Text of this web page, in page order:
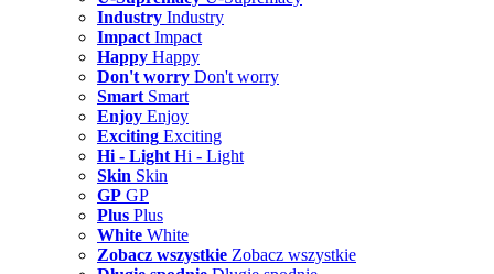
Industry Industry
Impact Impact
Happy Happy
Don't worry Don't worry
Smart Smart
Enjoy Enjoy
Exciting Exciting
Hi - Light Hi - Light
Skin Skin
GP GP
Plus Plus
White White
Zobacz wszystkie Zobacz wszystkie